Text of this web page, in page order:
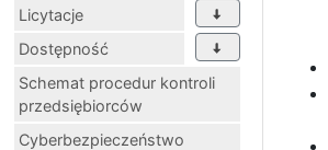
Licytacje
Dostępność
Schemat procedur kontroli
przedsiębiorców
Cyberbezpieczeństwo